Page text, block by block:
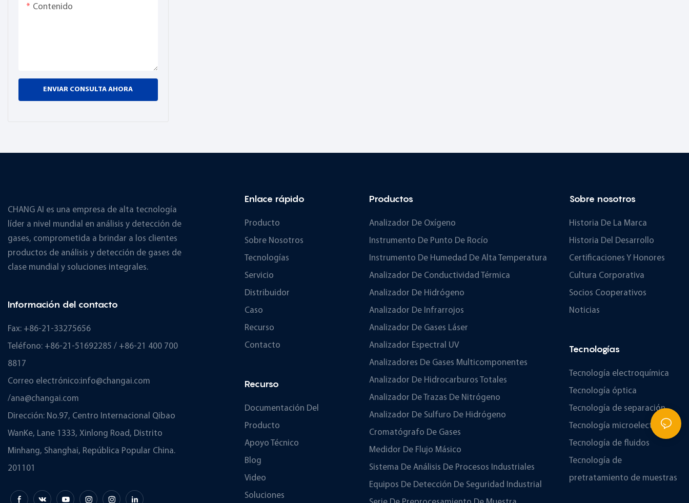
Contenido
ENVIAR CONSULTA AHORA
CHANG AI es una empresa de alta tecnología
líder a nivel mundial en análisis y detección de
gases, comprometida a brindar a los clientes
productos de análisis y detección de gases de
clase mundial y soluciones integrales.
Información del contacto
Fax: +86-21-33275656
Teléfono: +86-21-51692285 / +86-21 400 700
8817
Correo electrónico:info@changai.com
/ana@changai.com
Dirección: No.97, Centro Internacional Qibao
WanKe, Lane 1333, Xinlong Road, Distrito
Minhang, Shanghai, República Popular China.
201101
Enlace rápido
Producto
Sobre Nosotros
Tecnologías
Servicio
Distribuidor
Caso
Recurso
Contacto
Recurso
Documentación Del
Producto
Apoyo Técnico
Blog
Video
Soluciones
Productos
Analizador De Oxígeno
Instrumento De Punto De Rocío
Instrumento De Humedad De Alta Temperatura
Analizador De Conductividad Térmica
Analizador De Hidrógeno
Analizador De Infrarrojos
Analizador De Gases Láser
Analizador Espectral UV
Analizadores De Gases Multicomponentes
Analizador De Hidrocarburos Totales
Analizador De Trazas De Nitrógeno
Analizador De Sulfuro De Hidrógeno
Cromatógrafo De Gases
Medidor De Flujo Másico
Sistema De Análisis De Procesos Industriales
Equipos De Detección De Seguridad Industrial
Sobre nosotros
Historia De La Marca
Historia Del Desarrollo
Certificaciones Y Honores
Cultura Corporativa
Socios Cooperativos
Noticias
Tecnologías
Tecnología electroquímica
Tecnología óptica
Tecnología de separación
Tecnología microelectrónica
Tecnología de fluidos
Tecnología de
pretratamiento de muestras